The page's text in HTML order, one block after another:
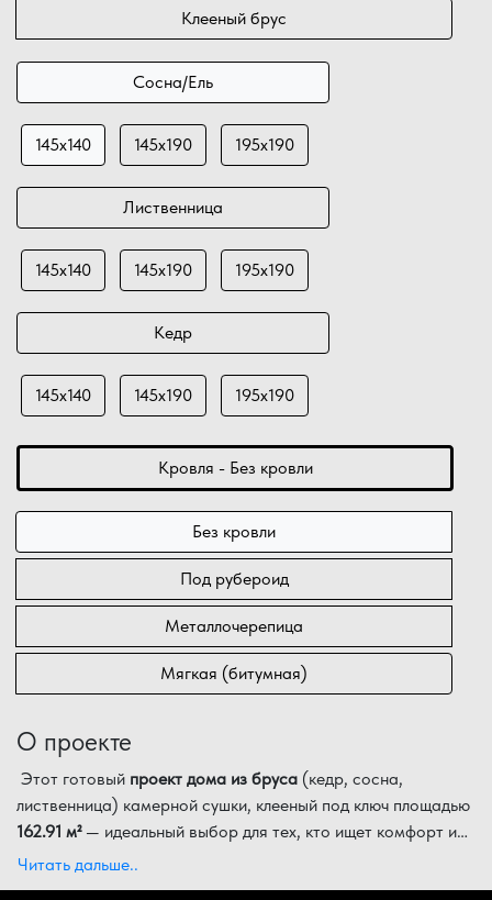
Клееный брус
Сосна/Ель
145х140 145х190 195х190
Лиственница
145х140 145х190 195х190
Кедр
145х140 145х190 195х190
Кровля - Без кровли
Без кровли
Под рубероид
Металлочерепица
Мягкая (битумная)
О проекте
Этот готовый проект дома из бруса (кедр, сосна,
лиственница) камерной сушки, клееный под ключ площадью
162.91 м²— идеальный выбор для тех, кто ищет комфорт и
функциональность в категории
Пространство дома в
Читать дальше..